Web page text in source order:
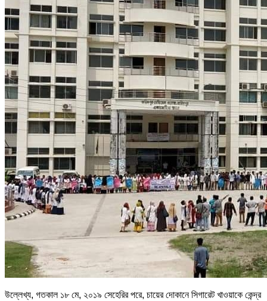
উল্লেখ্য, গতকাল ১৮ মে, ২০১৯ সেহেরির পরে, চায়ের দোকানে সিগারেট খাওয়াকে কেন্দ্র